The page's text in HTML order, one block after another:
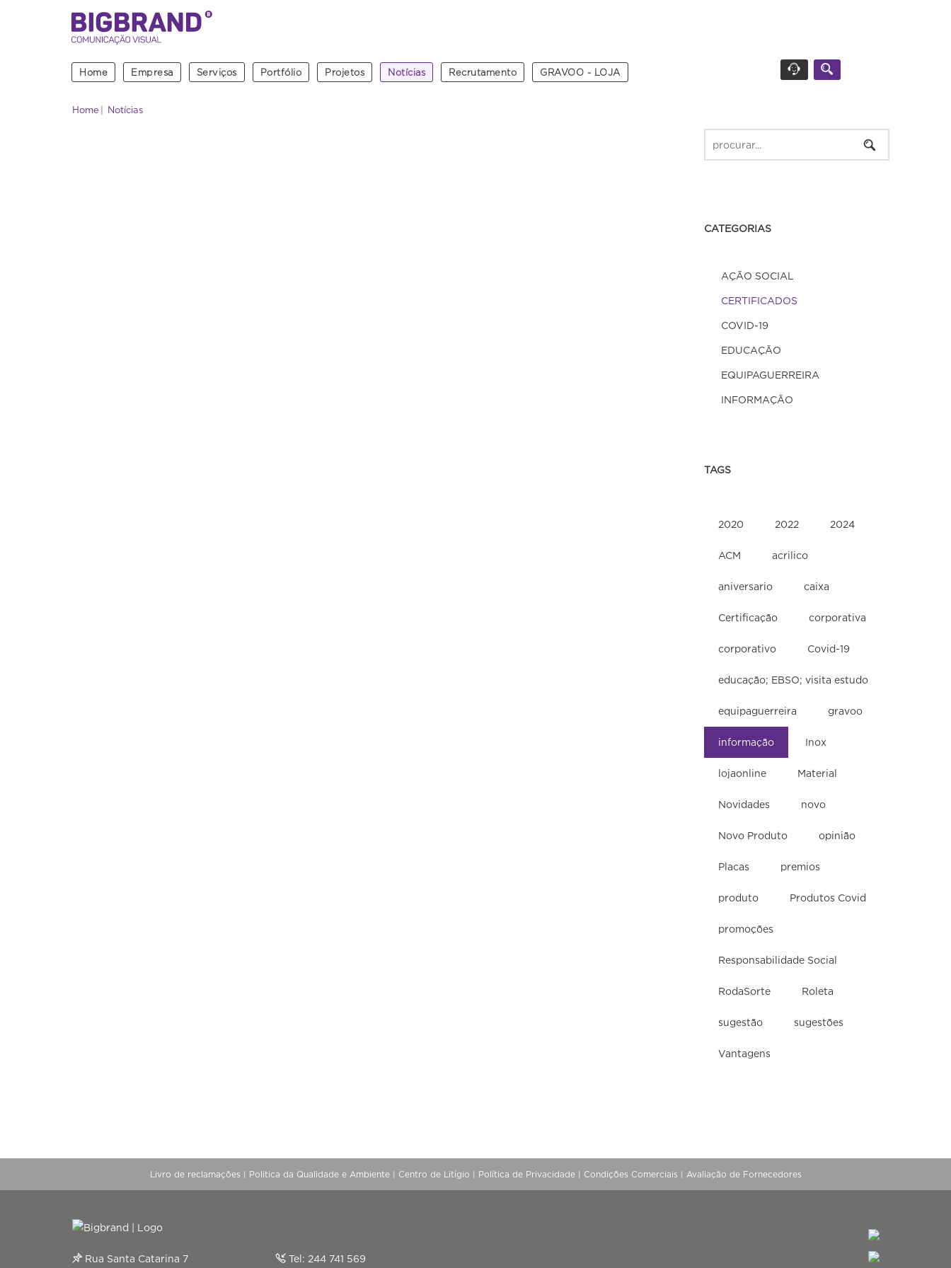
Home Empresa Serviços Portfólio Projetos Notícias Recrutamento GRAVOO - LOJA
Home Notícias
CATEGORIAS
AÇÃO SOCIAL
CERTIFICADOS
COVID-19
EDUCAÇÃO
EQUIPAGUERREIRA
INFORMAÇÃO
TAGS
2020 2022 2024
ACM acrilico
aniversario caixa
Certificação corporativa
corporativo Covid-19
educação; EBSO; visita estudo
equipaguerreira gravoo
informação Inox
lojaonline Material
Novidades novo
Novo Produto opinião
Placas premios
produto Produtos Covid
promoções
Responsabilidade Social
RodaSorte Roleta
sugestão sugestões
Vantagens
Livro de reclamações | Politica da Qualidade e Ambiente| Centro de Litígio | Política de Privacidade| Condições Comerciais | Avaliação de Fornecedores
Rua Santa Catarina 7 Tel: 244 741 569